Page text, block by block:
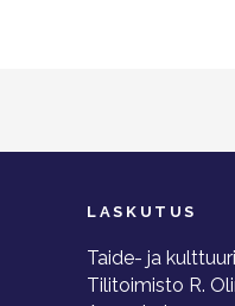
LASKUTUS
Taide- ja
Tilitoimisto R.